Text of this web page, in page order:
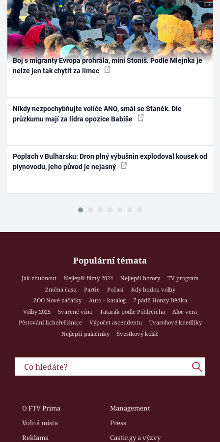
Boj s migranty Evropa prohrála, míní Stoniš. Podle Mlejnka je
nelze jen tak chytit za límec
Nikdy nezpochybňujte voliče ANO, smál se Staněk. Dle
průzkumu mají za lídra opozice Babiše
Poplach v Bulharsku: Dron plný výbušnin explodoval kousek od
plynovodu, jeho původ je nejasný
Populární témata
Jak zhubnout Nejlepší filmy 2024 Nejlepší horory
TV program
Změna času
Partie Počasí
Kdy budou volby
ZOO Nové začátky
Auto – katalog
7 pádů Honzy Dědka
Volby 2025
Svařené víno Tatarák podle Pohlreicha
Aloe vera
Pěstování lichořeřišnice
Výpočet ascendentu
Tvarohové knedlíky
Nejlepší palačinky
Švestkový koláč
O FTV Prima
Management
Volná místa
Press
Reklama
Castingy a výzvy